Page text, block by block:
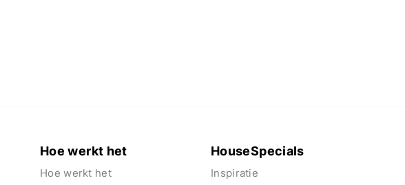
Hoe werkt het
Hoe werkt het
HouseSpecials
Inspiratie